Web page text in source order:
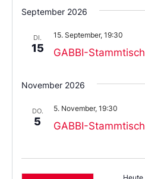
Sie
das
aus.
September 2026
DI.
15 GABBI-Stammtisch
15. September, 19:30
November 2026
DO.
5 GABBI-Stammtisch
5. November, 19:30